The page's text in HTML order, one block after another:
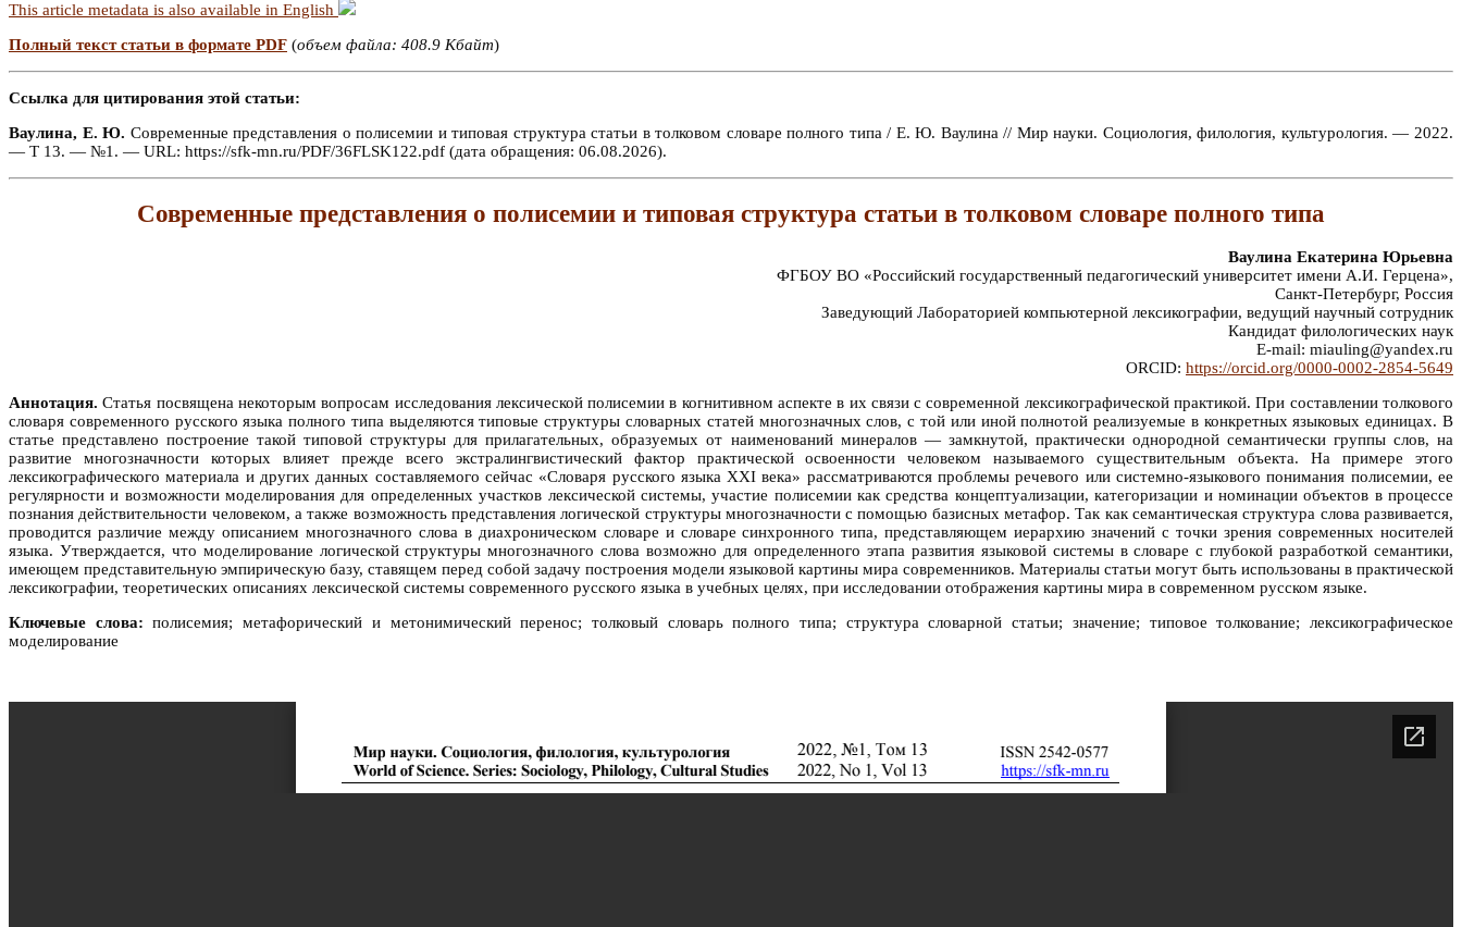
This article metadata is also available in English
Полный текст статьи в формате PDF (объем файла: 408.9 Кбайт)
Ссылка для цитирования этой статьи:
Ваулина, Е. Ю. Современные представления о полисемии и типовая структура статьи в толковом словаре полного типа / Е. Ю. Ваулина // Мир науки. Социология, филология, культурология. — 2022.
— Т 13. — №1. — URL: https://sfk-mn.ru/PDF/36FLSK122.pdf (дата обращения: 06.08.2026).
Современные представления о полисемии и типовая структура статьи в толковом словаре полного типа
Ваулина Екатерина Юрьевна
ФГБОУ ВО «Российский государственный педагогический университет имени А.И. Герцена»,
Санкт-Петербург, Россия
Заведующий Лабораторией компьютерной лексикографии, ведущий научный сотрудник
Кандидат филологических наук
E-mail: miauling@yandex.ru
ORCID: https://orcid.org/0000-0002-2854-5649
Аннотация. Статья посвящена некоторым вопросам исследования лексической полисемии в когнитивном аспекте в их связи с современной лексикографической практикой. При составлении толкового
словаря современного русского языка полного типа выделяются типовые структуры словарных статей многозначных слов, с той или иной полнотой реализуемые в конкретных языковых единицах. В
статье представлено построение такой типовой структуры для прилагательных, образуемых от наименований минералов — замкнутой, практически однородной семантически группы слов, на
развитие многозначности которых влияет прежде всего экстралингвистический фактор практической освоенности человеком называемого существительным объекта. На примере этого
лексикографического материала и других данных составляемого сейчас «Словаря русского языка XXI века» рассматриваются проблемы речевого или системно-языкового понимания полисемии, ее
регулярности и возможности моделирования для определенных участков лексической системы, участие полисемии как средства концептуализации, категоризации и номинации объектов в процессе
познания действительности человеком, а также возможность представления логической структуры многозначности с помощью базисных метафор. Так как семантическая структура слова развивается,
проводится различие между описанием многозначного слова в диахроническом словаре и словаре синхронного типа, представляющем иерархию значений с точки зрения современных носителей
языка. Утверждается, что моделирование логической структуры многозначного слова возможно для определенного этапа развития языковой системы в словаре с глубокой разработкой семантики,
имеющем представительную эмпирическую базу, ставящем перед собой задачу построения модели языковой картины мира современников. Материалы статьи могут быть использованы в практической
лексикографии, теоретических описаниях лексической системы современного русского языка в учебных целях, при исследовании отображения картины мира в современном русском языке.
Ключевые слова: полисемия; метафорический и метонимический перенос; толковый словарь полного типа; структура словарной статьи; значение; типовое толкование; лексикографическое
моделирование